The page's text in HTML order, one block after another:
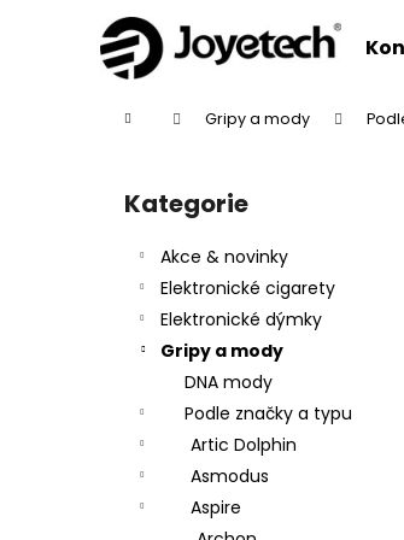
Domů Gripy a mody
Přeskočit
kategorie
Kategorie
Akce & novinky
Elektronické cigarety
Elektronické dýmky
Gripy a mody
DNA mody
Podle značky a typu
Artic Dolphin
Asmodus
Aspire
Zpět
Zpět